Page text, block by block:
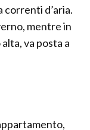
correnti d’aria.
mentre in
va posta a